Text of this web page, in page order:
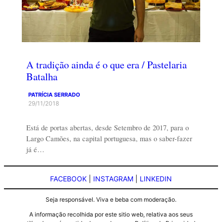
A tradição ainda é o que era / Pastelaria
Batalha
PATRÍCIA SERRADO
29/11/2018
Está de portas abertas, desde Setembro de 2017, para o
Largo Camões, na capital portuguesa, mas o saber-fazer
já é…
FACEBOOK INSTAGRAM LINKEDIN
Seja responsável. Viva e beba com moderação.
A informação recolhida por este sitio web, relativa aos seus